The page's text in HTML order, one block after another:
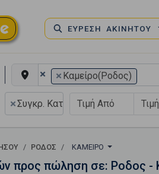
ΕΥΡΕΣΗ ΑΚΙΝΗΤΟΥ
× × Καμείρο(Ροδος)
×Συγκρ. Κατοικιών
ΡΟΔΟΣ ΚΑΜΕΊΡΟ
προς πώληση σε: Ροδος -